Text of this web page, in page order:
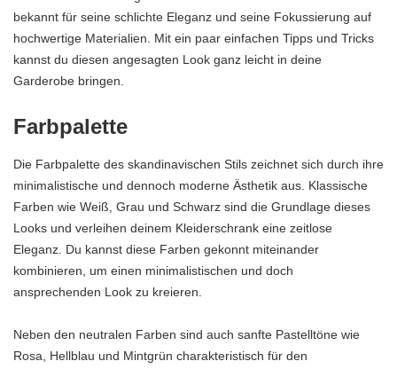
bekannt für seine schlichte Eleganz und seine Fokussierung auf
hochwertige Materialien. Mit ein paar einfachen Tipps und Tricks
kannst du diesen angesagten Look ganz leicht in deine
Garderobe bringen.
Farbpalette
Die Farbpalette des skandinavischen Stils zeichnet sich durch ihre
minimalistische und dennoch moderne Ästhetik aus. Klassische
Farben wie Weiß, Grau und Schwarz sind die Grundlage dieses
Looks und verleihen deinem Kleiderschrank eine zeitlose
Eleganz. Du kannst diese Farben gekonnt miteinander
kombinieren, um einen minimalistischen und doch
ansprechenden Look zu kreieren.
Neben den neutralen Farben sind auch sanfte Pastelltöne wie
Rosa, Hellblau und Mintgrün charakteristisch für den